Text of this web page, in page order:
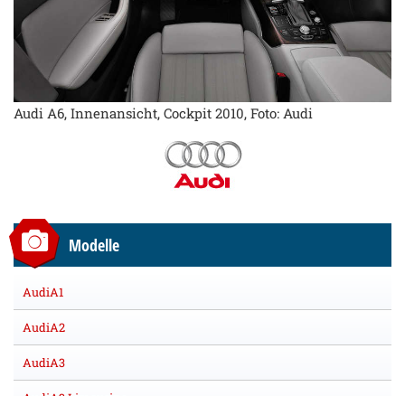
Audi A6, Innenansicht, Cockpit 2010, Foto: Audi
Modelle
AudiA1
AudiA2
AudiA3